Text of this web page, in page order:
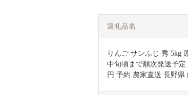
返礼品名
りんご サンふじ 秀 5kg
中旬頃まで順次発送予
円 予約 農家直送 長野県